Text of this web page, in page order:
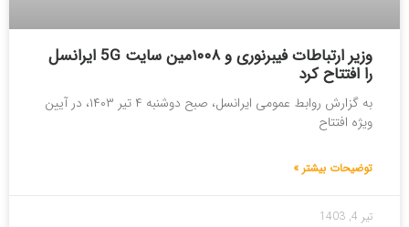
وزیر ارتباطات فیبرنوری و ۱۰۰۸مین سایت 5G ایرانسل
را افتتاح کرد
به گزارش روابط عمومی ایرانسل، صبح دوشنبه ۴ تیر ۱۴۰۳، در آیین
ویژه افتتاح
توضیحات بیشتر »
تیر 4, 1403